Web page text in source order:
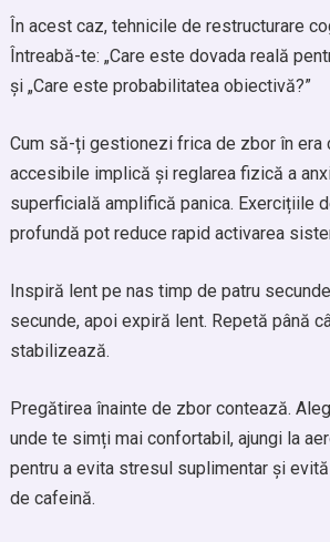
În acest caz, tehnicile de restructurare
Întreabă-te: „Care este dovada reală
și „Care este probabilitatea obiectivă?”
Cum să-ți gestionezi frica de zbor în era
accesibile implică și reglarea fizică a
superficială amplifică panica. Exercițiile
profundă pot reduce rapid activarea
Inspiră lent pe nas timp de patru
secunde, apoi expiră lent. Repetă până
stabilizează.
Pregătirea înainte de zbor contează.
unde te simți mai confortabil, ajungi la
pentru a evita stresul suplimentar și
de cafeină.